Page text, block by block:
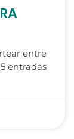
entre
entradas